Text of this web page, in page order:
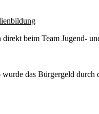
beim Team Jugend-
das Bürgergeld durch